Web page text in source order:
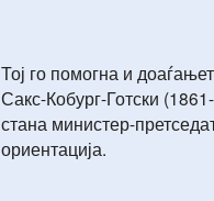
Тој го помогна и
Сакс-Кобург-Готски
стана министер-
ориентација.